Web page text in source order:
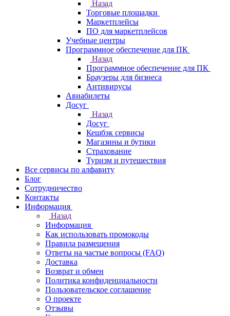
Назад
Торговые площадки
Маркетплейсы
ПО для маркетплейсов
Учебные центры
Программное обеспечение для ПК
Назад
Программное обеспечение для ПК
Браузеры для бизнеса
Антивирусы
Авиабилеты
Досуг
Назад
Досуг
Кешбэк сервисы
Магазины и бутики
Страхование
Туризм и путешествия
Все сервисы по алфавиту
Блог
Сотрудничество
Контакты
Информация
Назад
Информация
Как использовать промокоды
Правила размещения
Ответы на частые вопросы (FAQ)
Доставка
Возврат и обмен
Политика конфиденциальности
Пользовательское соглашение
О проекте
Отзывы